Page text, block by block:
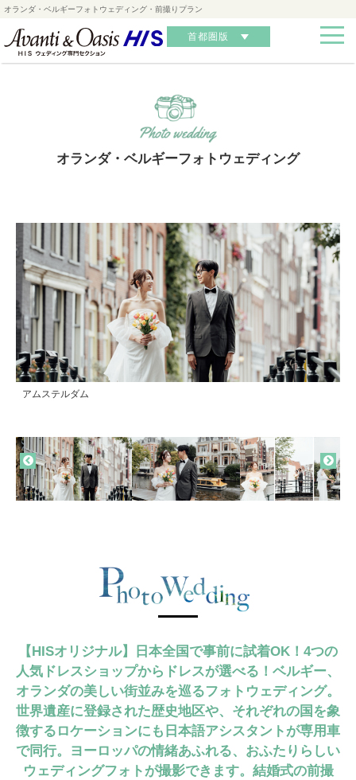
オランダ・ベルギーフォトウェディング・前撮りプラン
首都圏版
オランダ・ベルギーフォトウェディング
アムステルダム
アムステルダム
アムステルダム
ユトレヒト
ユトレヒト
ユトレヒト
【HISオリジナル】日本全国で事前に試着OK！4つの
人気ドレスショップからドレスが選べる！ベルギー、
オランダの美しい街並みを巡るフォトウェディング。
世界遺産に登録された歴史地区や、それぞれの国を象
徴するロケーションにも日本語アシスタントが専用車
で同行。ヨーロッパの情緒あふれる、おふたりらしい
ウェディングフォトが撮影できます。結婚式の前撮